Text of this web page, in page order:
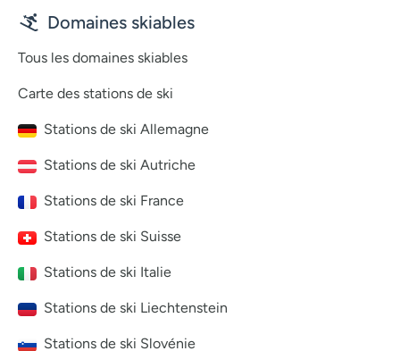
Domaines skiables
Tous les domaines skiables
Carte des stations de ski
Stations de ski Allemagne
Stations de ski Autriche
Stations de ski France
Stations de ski Suisse
Stations de ski Italie
Stations de ski Liechtenstein
Stations de ski Slovénie